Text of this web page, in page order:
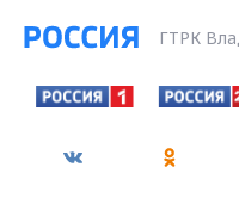
ГТРК